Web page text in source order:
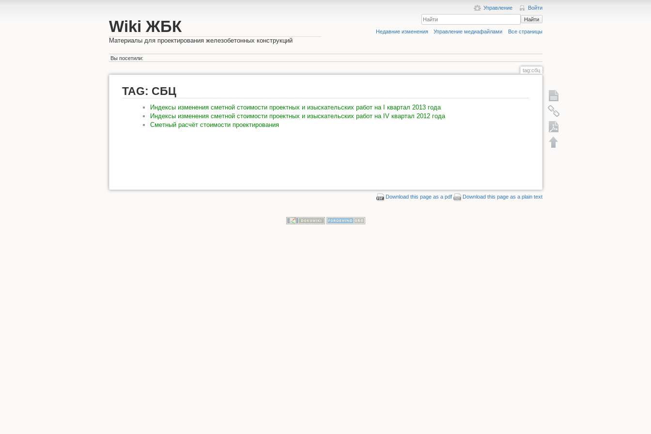
Wiki ЖБК
Материалы для проектирования железобетонных конструкций
Управление Войти
Найти
Недавние изменения Управление медиафайлами Все страницы
Вы посетили:
tag:сбц
TAG: СБЦ
Индексы изменения сметной стоимости проектных и изыскательских работ на I квартал 2013 года
Индексы изменения сметной стоимости проектных и изыскательских работ на IV квартал 2012 года
Сметный расчёт стоимости проектирования
Download this page as a pdf Download this page as a plain text